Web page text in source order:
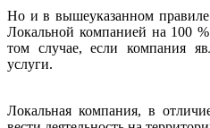
Но и в вышеуказанном правиле
Локальной компанией на 100
том случае, если компания
услуги.
Локальная компания, в